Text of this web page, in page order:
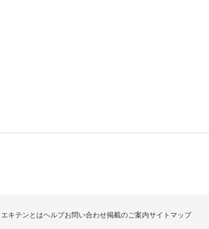
エキテンとはヘルプお問い合わせ掲載のご案内サイトマップ